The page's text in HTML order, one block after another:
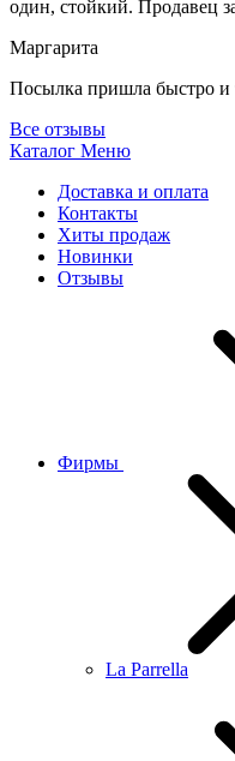
один, стойкий. Продавец
Маргарита
Посылка пришла быстро и
Все отзывы
Каталог Меню
Доставка и оплата
Контакты
Хиты продаж
Новинки
Отзывы
Фирмы
La Parrella